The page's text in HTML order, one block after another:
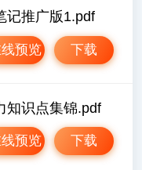
记推广版1.pdf
下载
预览
知识点集锦.pdf
下载
预览